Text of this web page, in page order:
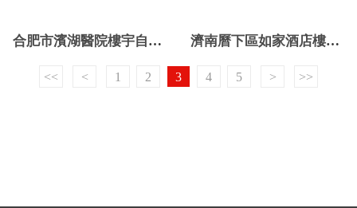
合肥市濱湖醫院樓宇自控係統項目 濟南曆下區如家酒店樓宇自控項目
<< < 1 2 3 4 5 > >>